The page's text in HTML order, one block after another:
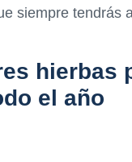
siempre tendrás
hierbas
el año